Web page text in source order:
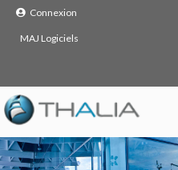
Connexion
MAJ Logiciels